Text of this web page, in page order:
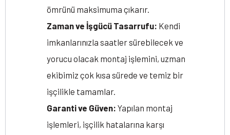
ömrünü maksimuma çıkarır.
Zaman ve İşgücü Tasarrufu: Kendi
imkanlarınızla saatler sürebilecek ve
yorucu olacak montaj işlemini, uzman
ekibimiz çok kısa sürede ve temiz bir
işçilikle tamamlar.
Garanti ve Güven: Yapılan montaj
işlemleri, işçilik hatalarına karşı